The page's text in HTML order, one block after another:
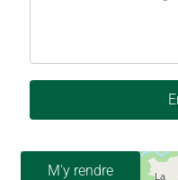
M'y rendre